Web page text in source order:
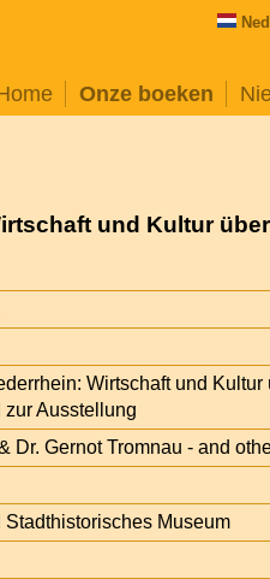
Onze boeken
und Kultur
Wirtschaft und Kultur
Ausstellung
Dr. Gernot Tromnau - and
Stadthistorisches Museum